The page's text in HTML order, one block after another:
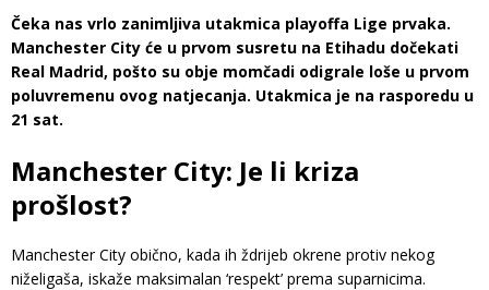
Čeka nas vrlo zanimljiva utakmica playoffa Lige prvaka.
Manchester City će u prvom susretu na Etihadu dočekati
Real Madrid, pošto su obje momčadi odigrale loše u prvom
poluvremenu ovog natjecanja. Utakmica je na rasporedu u
21 sat.
Manchester City: Je li kriza
prošlost?
Manchester City obično, kada ih ždrijeb okrene protiv nekog
niželigaša, iskaže maksimalan ‘respekt’ prema suparnicima.